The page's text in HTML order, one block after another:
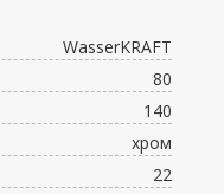
WasserKRAFT
80
140
хром
22